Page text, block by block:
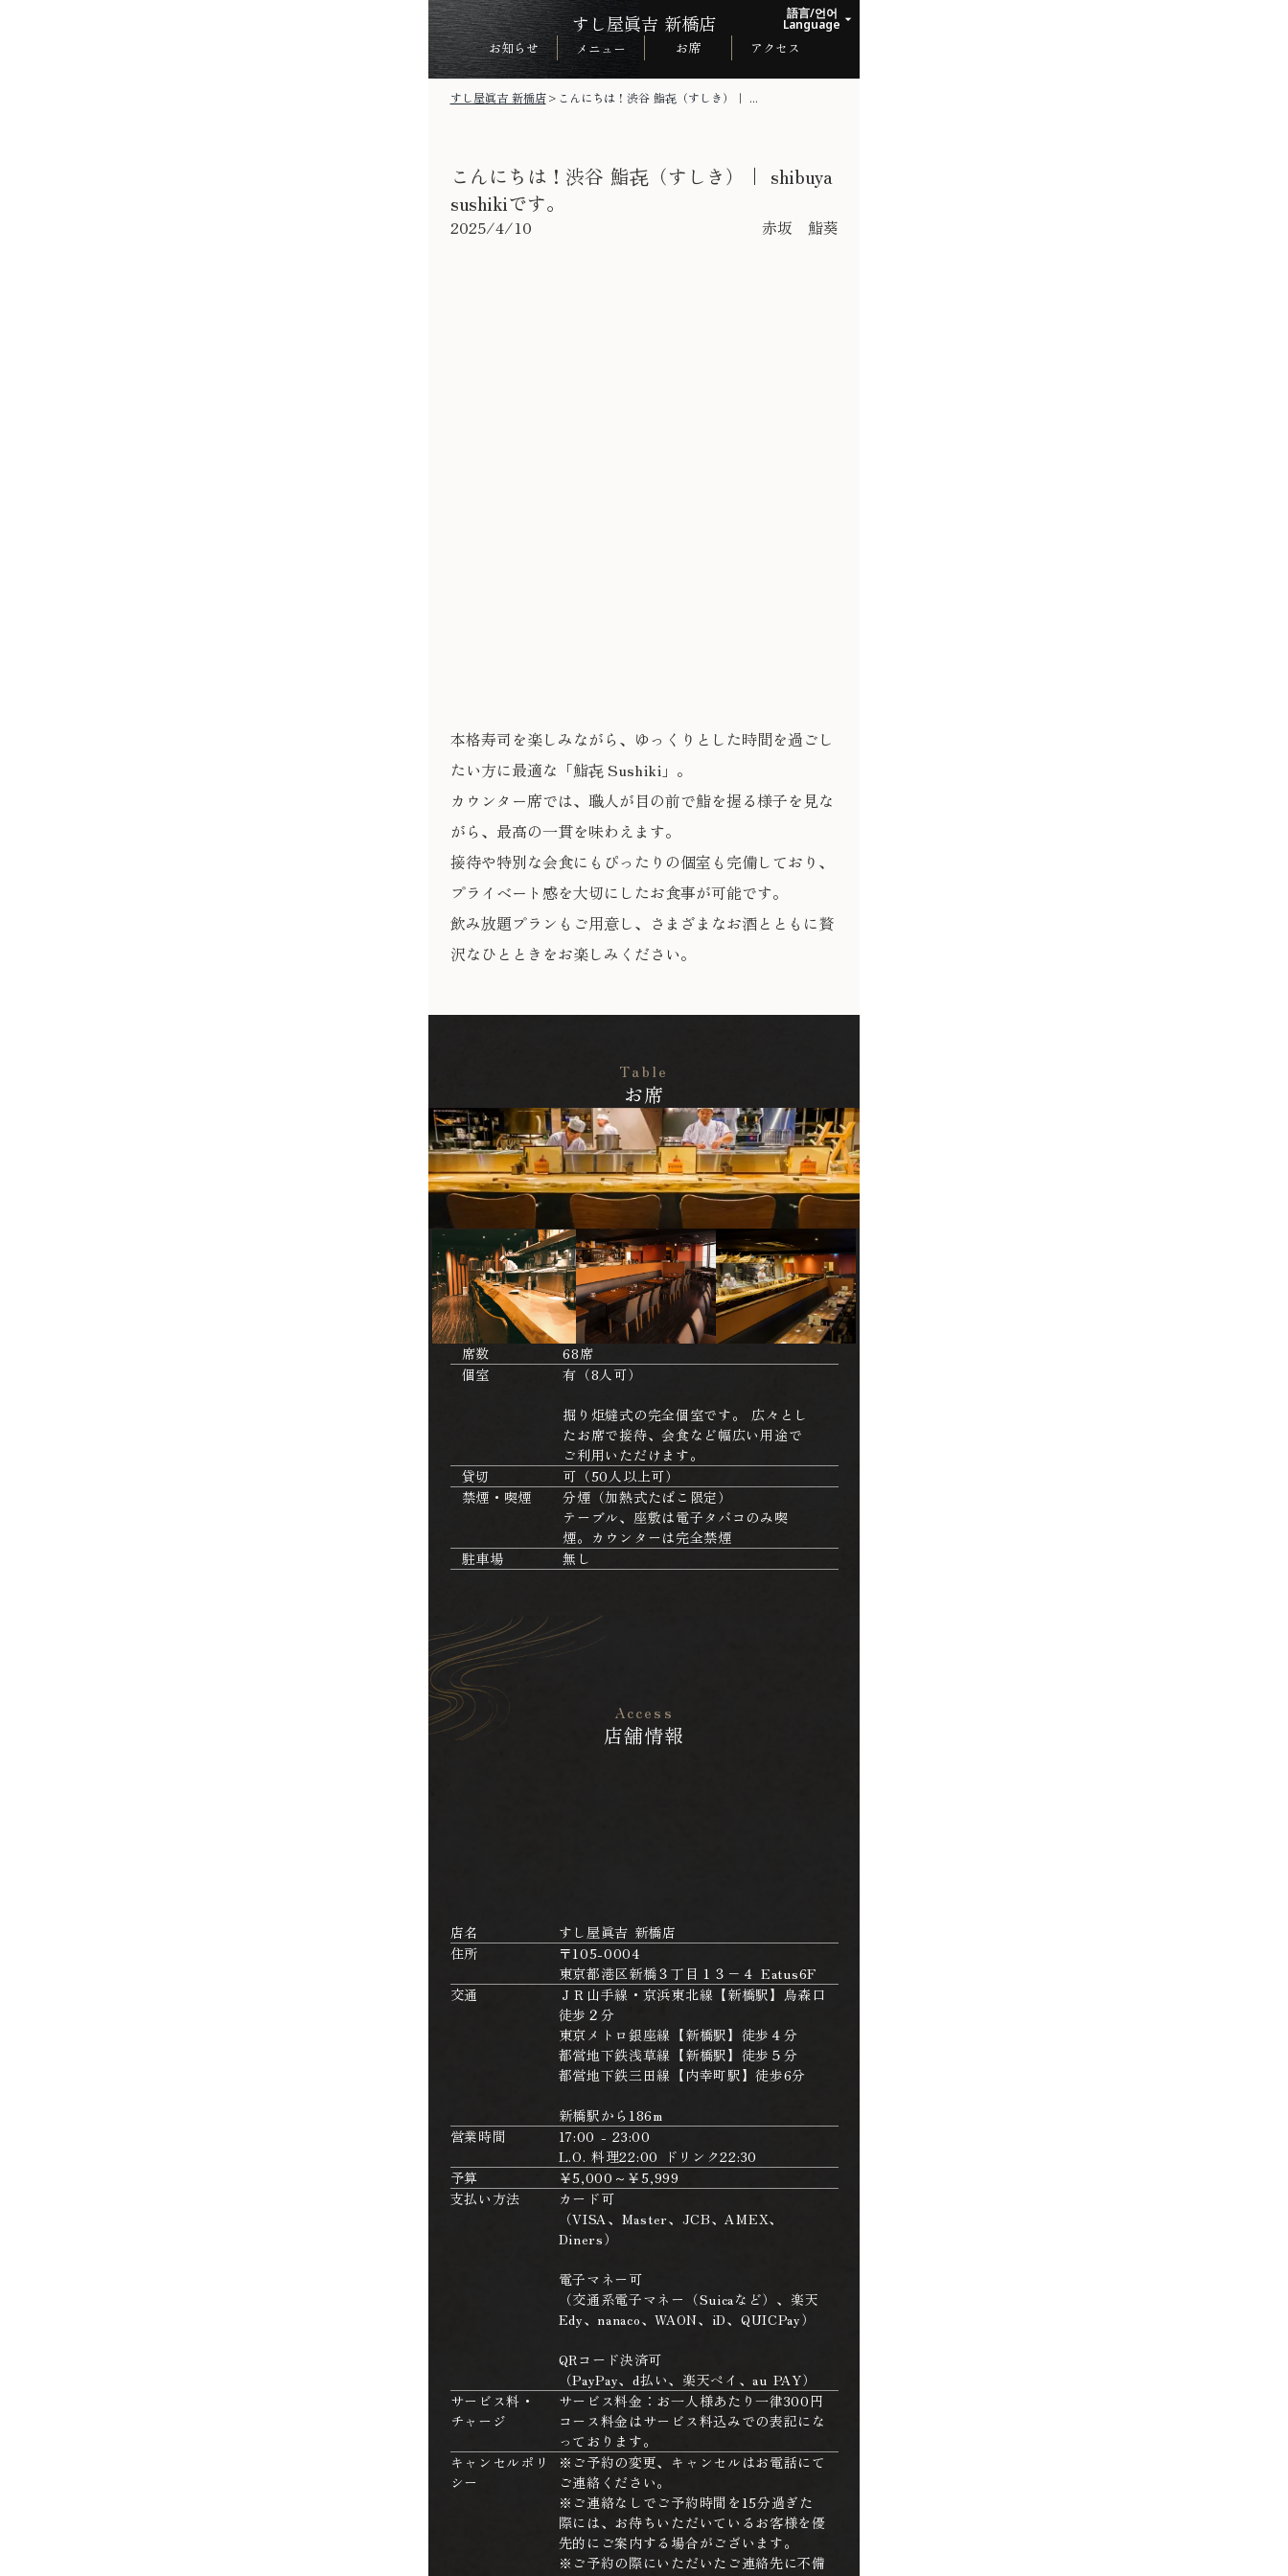
すし屋眞吉 新橋店> こんにちは！渋谷 鮨㐂（すしき）｜ ...
こんにちは！渋谷 鮨㐂（すしき）｜ shibuya
sushikiです。
2025/4/10 赤坂 鮨葵
本格寿司を楽しみながら、ゆっくりとした時間を過ごし
たい方に最適な「鮨㐂 Sushiki」。
カウンター席では、職人が目の前で鮨を握る様子を見な
がら、最高の一貫を味わえます。
接待や特別な会食にもぴったりの個室も完備しており、
プライベート感を大切にしたお食事が可能です。
飲み放題プランもご用意し、さまざまなお酒とともに贅
沢なひとときをお楽しみください。
Table
お席
席数
68席
個室
有（8人可）
掘り炬燵式の完全個室です。 広々とし
たお席で接待、会食など幅広い用途で
ご利用いただけます。
貸切
可（50人以上可）
禁煙・喫煙
分煙（加熱式たばこ限定）
テーブル、座敷は電子タバコのみ喫
煙。カウンターは完全禁煙
駐車場
無し
Access
店舗情報
店名
すし屋眞吉 新橋店
住所
〒105-0004
東京都港区新橋３丁目１３−４ Eatus6F
交通
ＪＲ山手線・京浜東北線【新橋駅】烏森口
徒歩２分
東京メトロ銀座線【新橋駅】徒歩４分
都営地下鉄浅草線【新橋駅】徒歩５分
都営地下鉄三田線【内幸町駅】徒歩6分
新橋駅から186m
営業時間
17:00 - 23:00
L.O. 料理22:00 ドリンク22:30
予算
￥5,000～￥5,999
支払い方法
カード可
（VISA、Master、JCB、AMEX、
Diners）
電子マネー可
（交通系電子マネー（Suicaなど）、楽天
Edy、nanaco、WAON、iD、QUICPay）
QRコード決済可
（PayPay、d払い、楽天ペイ、au PAY）
サービス料・
チャージ
サービス料金：お一人様あたり一律300円
コース料金はサービス料込みでの表記にな
っております。
キャンセルポリ
シー
※ご予約の変更、キャンセルはお電話にて
ご連絡ください。
※ご連絡なしでご予約時間を15分過ぎた
際には、お待ちいただいているお客様を優
先的にご案内する場合がございます。
※ご予約の際にいただいたご連絡先に不備
語言/언어
Language arrow_drop_up
すし屋眞吉 新橋店
お知らせ メニュー お席 アクセス